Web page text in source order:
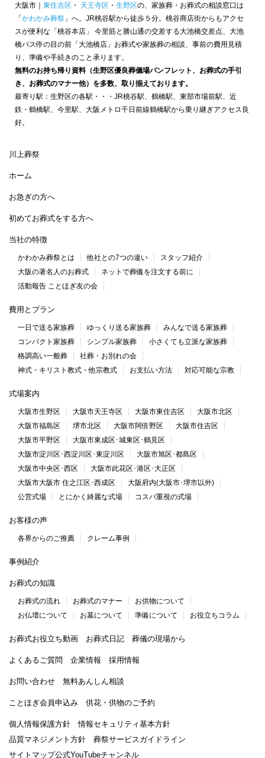
大阪市｜ 東住吉区 ・ 天王寺区 ・ 生野区の、家族葬・お葬式の相談窓口は
「かわかみ葬祭 」へ。JR桃谷駅から徒歩５分。桃谷商店街からもアクセ
スが便利な「桃谷本店」 今里筋と勝山通の交差する大池橋交差点、大池
橋バス停の目の前「大池橋店」お葬式や家族葬の相談、事前の費用見積
り、準備や手続きのこと承ります。
無料のお持ち帰り資料（生野区優良葬儀場パンフレット、お葬式の手引
き、お葬式のマナー他）を多数、取り揃えております。
最寄り駅：生野区の各駅・・・JR桃谷駅、鶴橋駅、東部市場前駅、近
鉄・鶴橋駅、今里駅、大阪メトロ千日前線鶴橋駅から乗り継ぎアクセス良
好。
川上葬祭
ホーム
お急ぎの方へ
初めてお葬式をする方へ
当社の特徴
かわかみ葬祭とは 他社との7つの違い
スタッフ紹介
大阪の著名人のお葬式
ネットで葬儀を注文する前に
活動報告 ことほぎ友の会
費用とプラン
一日で送る家族葬 ゆっくり送る家族葬
みんなで送る家族葬
コンパクト家族葬
シンプル家族葬
小さくても立派な家族葬
格調高い一般葬
社葬・お別れの会
神式・キリスト教式・他宗教式
お支払い方法 対応可能な宗教
式場案内
大阪市生野区 大阪市天王寺区 大阪市東住吉区
大阪市北区
大阪市福島区
堺市北区 大阪市阿倍野区
大阪市住吉区
大阪市平野区
大阪市東成区･城東区･鶴見区
大阪市淀川区･西淀川区･東淀川区
大阪市旭区･都島区
大阪市中央区･西区
大阪市此花区･港区･大正区
大阪市大阪市 住之江区･西成区
大阪府内(大阪市･堺市以外)
公営式場
とにかく綺麗な式場 コスパ重視の式場
お客様の声
各界からのご推薦 クレーム事例
事例紹介
お葬式の知識
お葬式の流れ お葬式のマナー
お供物について
お仏壇について
お墓について 準備について お役立ちコラム
お葬式お役立ち動画 お葬式日記 葬儀の現場から
よくあるご質問 企業情報 採用情報
お問い合わせ 無料あんしん相談
ことほぎ会員申込み 供花・供物のご予約
個人情報保護方針
情報セキュリティ基本方針
品質マネジメント方針
葬祭サービスガイドライン
サイトマップ公式YouTubeチャンネル